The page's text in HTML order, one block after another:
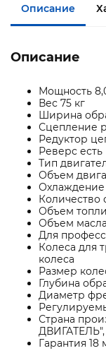
Описание
Описание
Мощность
Вес 75 кг
Ширина
Сцепление
Редуктор
Реверс есть
Тип
Объем
Количество
Объем
Объем
Для
Колеса для
колеса
Размер
Глубина
Диаметр
Страна
ДВИГАТЕЛЬ",
Гарантия 18